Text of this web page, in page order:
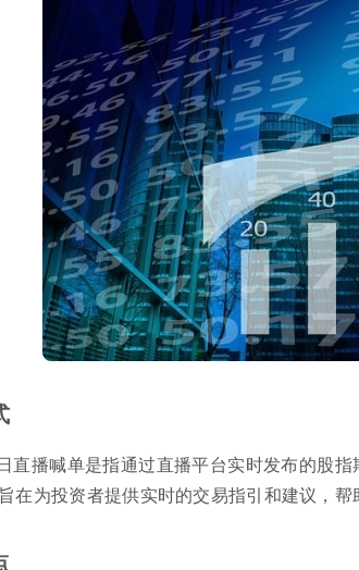
直播喊单是指通过直播平台实时发布的股
在为投资者提供实时的交易指引和建议，帮